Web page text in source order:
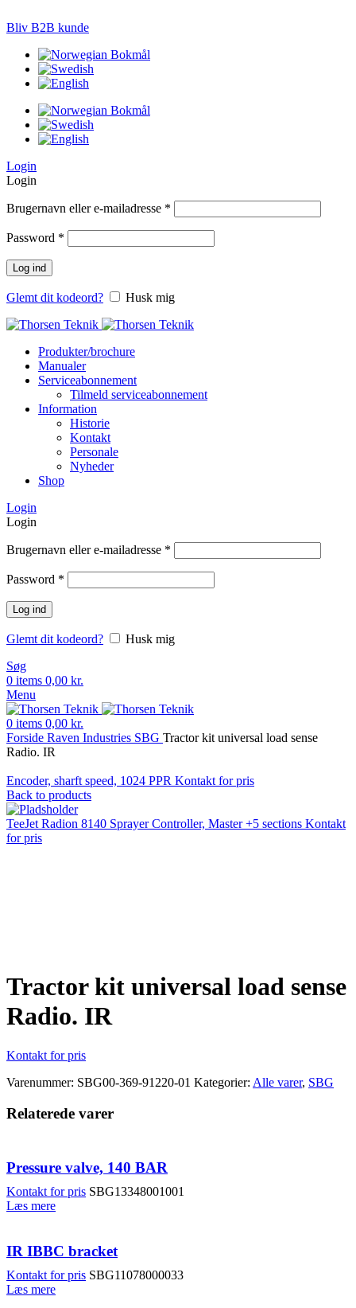
Bliv B2B kunde
Login
Login
Brugernavn eller e-mailadresse *
Password *
Log ind
Glemt dit kodeord? Husk mig
Produkter/brochure
Manualer
Serviceabonnement
Tilmeld serviceabonnement
Information
Historie
Kontakt
Personale
Nyheder
Shop
Login
Login
Brugernavn eller e-mailadresse *
Password *
Log ind
Glemt dit kodeord?
Husk mig
Søg
0 items 0,00 kr.
Menu
0 items 0,00 kr.
Forside Raven Industries SBG Tractor kit universal load sense
Radio. IR
Encoder, sharft speed, 1024 PPR Kontakt for pris
Back to products
TeeJet Radion 8140 Sprayer Controller, Master +5 sections Kontakt
for pris
Tractor kit universal load sense
Radio. IR
Kontakt for pris
Varenummer: SBG00-369-91220-01 Kategorier: Alle varer, SBG
Relaterede varer
Pressure valve, 140 BAR
Kontakt for pris SBG13348001001
Læs mere
IR IBBC bracket
Kontakt for pris SBG11078000033
Læs mere